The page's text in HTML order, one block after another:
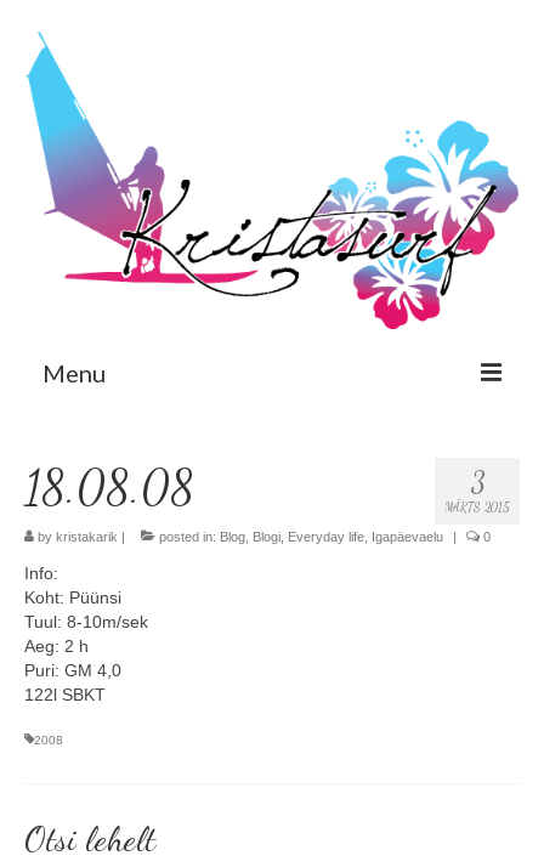
Menu
Eng
Avaleht
Minust
Koolitused
Algkoolitus
Personaalne koolitus
3
MÄRTS 2015
18.08.08
by kristakarik | posted in: Blog Blogi Everyday life Igapäevaelu | 0
Info:
Koht: Püünsi
Tuul: 8-10m/sek
Aeg: 2 h
Puri: GM 4,0
122l SBKT
2008
Otsi lehelt